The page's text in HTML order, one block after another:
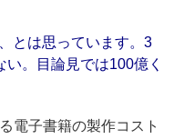
とは思っています。3
。目論見では100億く
電子書籍の製作コスト